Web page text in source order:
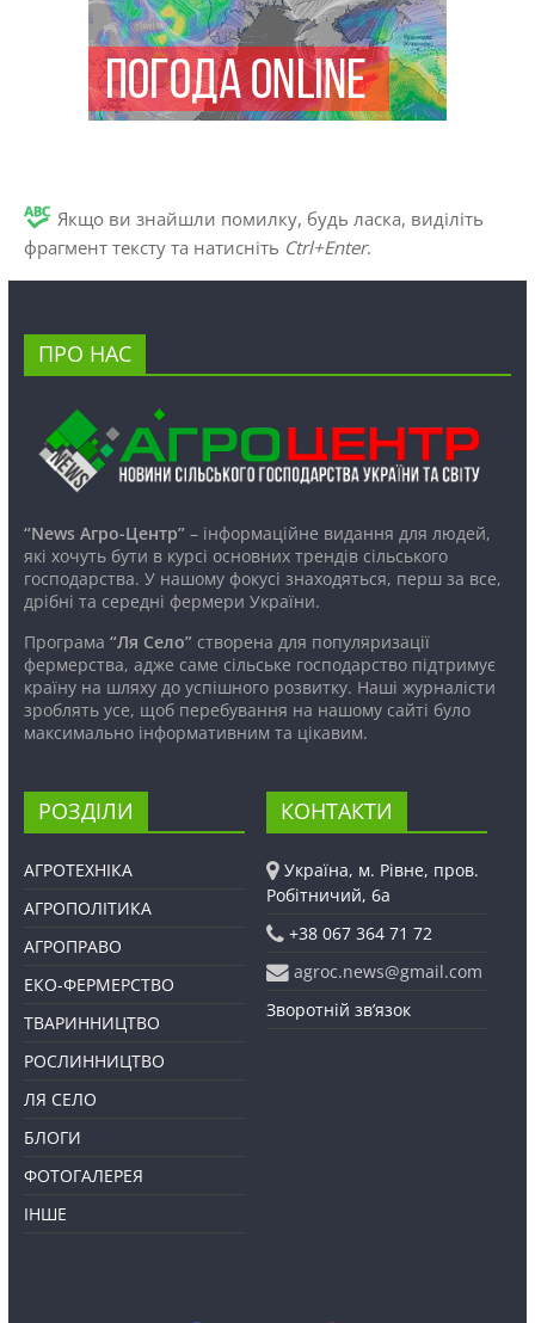
Якщо ви знайшли помилку, будь ласка, виділіть
фрагмент тексту та натисніть Ctrl+Enter.
ПРО НАС
“News Агро-Центр”– інформаційне видання для людей,
які хочуть бути в курсі основних трендів сільського
господарства. У нашому фокусі знаходяться, перш за все,
дрібні та середні фермери України.
Програма “Ля Село”створена для популяризації
фермерства, адже саме сільське господарство підтримує
країну на шляху до успішного розвитку. Наші журналісти
зроблять усе, щоб перебування на нашому сайті було
максимально інформативним та цікавим.
РОЗДІЛИ
АГРОТЕХНІКА
АГРОПОЛІТИКА
АГРОПРАВО
ЕКО-ФЕРМЕРСТВО
ТВАРИННИЦТВО
РОСЛИННИЦТВО
ЛЯ СЕЛО
БЛОГИ
ФОТОГАЛЕРЕЯ
ІНШЕ
КОНТАКТИ
Україна, м. Рівне, пров.
Робітничий, 6а
+38 067 364 71 72
agroc.news@gmail.com
Зворотній зв’язок